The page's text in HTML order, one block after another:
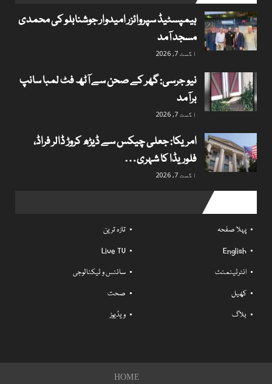
ہیمپسٹیڈ سپروائزر امیدوار جوشنابلو کی محمدی
مسجد آمد
اگست 7, 2026
نیو جرسی: گھر کے صحن سے آٹھ فٹ لمبا سانپ
برآمد
اگست 7, 2026
امریکا: جعلی چیکس سے ڈیڑھ کروڑ ڈالر فراڈ،
فلوریڈا کا شہری…
اگست 7, 2026
پہلا صفحہ
تازہ ترین
English
Live TV
انٹرٹینمنٹ
سائنس و ٹیکنالوجی
کھیل
صحت
بلاگ
ویڈیوز
HOME